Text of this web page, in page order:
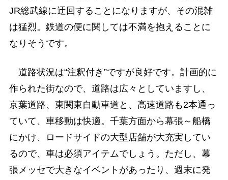
JR総武線に迂回することになりますが、その混雑
は猛烈。鉄道の便に関しては不満を抱えることに
なりそうです。
道路状況は“注釈付き”ですが良好です。計画的に
作られた街なので、道路は広々としていますし、
京葉道路、東関東自動車道と、高速道路も2本通っ
ていて、車移動は快適。千葉方面から幕張～船橋
にかけ、ロードサイドの大型店舗が大充実してい
るので、車は必須アイテムでしょう。ただし、幕
張メッセで大きなイベントがあったり、週末に発